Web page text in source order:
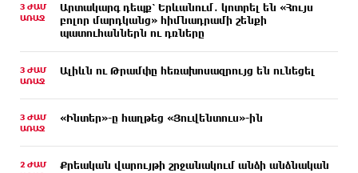
3 ԺԱՄ
ԱՌԱՋ
Արտակարգ դեպք՝ Երևանում․ կոտրել են «Հույս
բոլոր մարդկանց» հիմնադրամի շենքի
պատուհաններն ու դռները
3 ԺԱՄ
ԱՌԱՋ
Ալիևն ու Թրամփը հեռախոսազրույց են ունեցել
3 ԺԱՄ
ԱՌԱՋ
«Ինտեր»-ը հաղթեց «Յուվենտուս»-ին
2 ԺԱՄ
Քրեական վարույթի շրջանակում անձի անձնական